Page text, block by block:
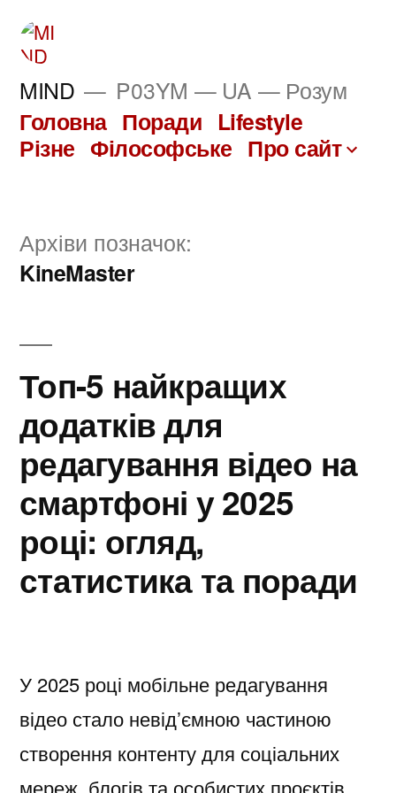
Перейти
вмісту
MIND P03YM — UA — Розум
Головна Поради Lifestyle
Різне Філософське Про сайт
Архіви позначок:
KineMaster
Топ-5 найкращих
додатків для
редагування відео на
смартфоні у 2025
році: огляд,
статистика та поради
У 2025 році мобільне редагування
відео стало невід’ємною частиною
створення контенту для соціальних
мереж, блогів та особистих проєктів.